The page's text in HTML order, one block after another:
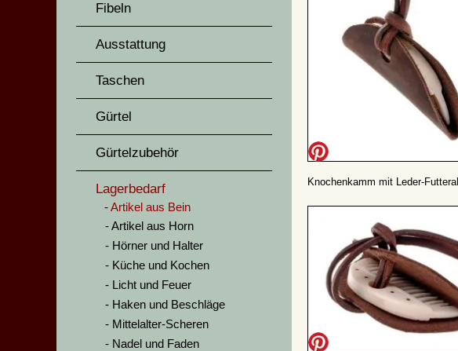
Fibeln
Ausstattung
Taschen
Gürtel
Gürtelzubehör
Lagerbedarf
Artikel aus Bein
Artikel aus Horn
Hörner und Halter
Küche und Kochen
Licht und Feuer
Haken und Beschläge
Mittelalter-Scheren
Nadel und Faden
Knochenkamm mit Leder-Futteral